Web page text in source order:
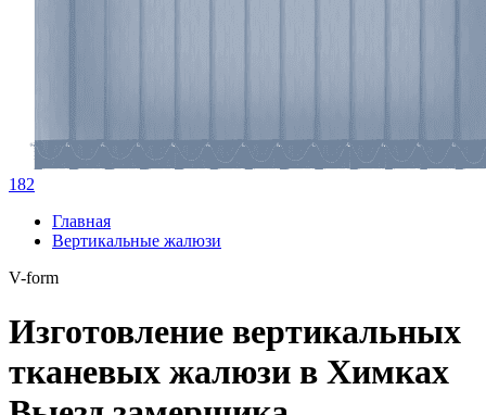
182
Главная
Вертикальные жалюзи
V-form
Изготовление вертикальных
тканевых жалюзи в Химках